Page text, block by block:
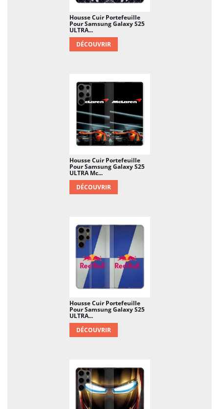
Housse Cuir Portefeuille
Pour Samsung Galaxy S25
ULTRA...
DÉCOUVRIR
Housse Cuir Portefeuille
Pour Samsung Galaxy S25
ULTRA Mc...
DÉCOUVRIR
Housse Cuir Portefeuille
Pour Samsung Galaxy S25
ULTRA...
DÉCOUVRIR